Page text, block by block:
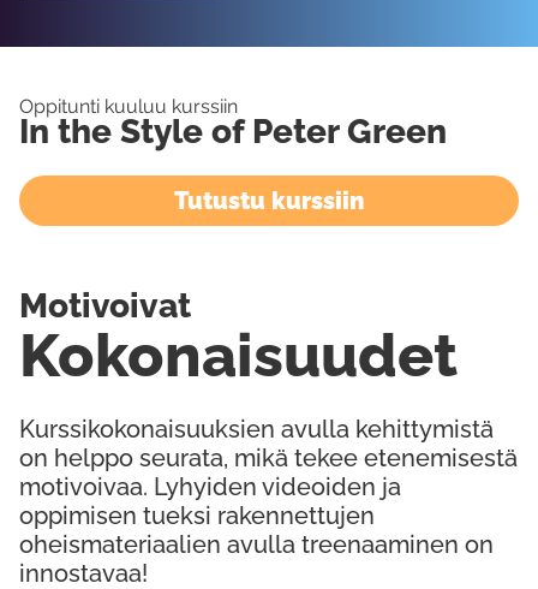
Oppitunti kuuluu kurssiin
In the Style of Peter Green
Tutustu kurssiin
Kurssikokonaisuuksien avulla kehittymistä
on helppo seurata, mikä tekee etenemisestä
motivoivaa. Lyhyiden videoiden ja
oppimisen tueksi rakennettujen
oheismateriaalien avulla treenaaminen on
innostavaa!
Kokonaisuudet
Motivoivat